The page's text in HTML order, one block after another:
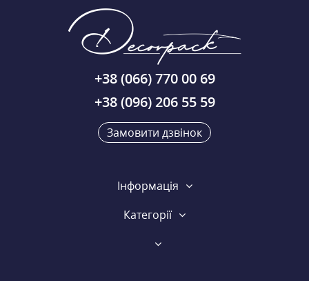
+38 (066) 770 00 69
+38 (096) 206 55 59
Замовити дзвінок
Інформація
Категорії